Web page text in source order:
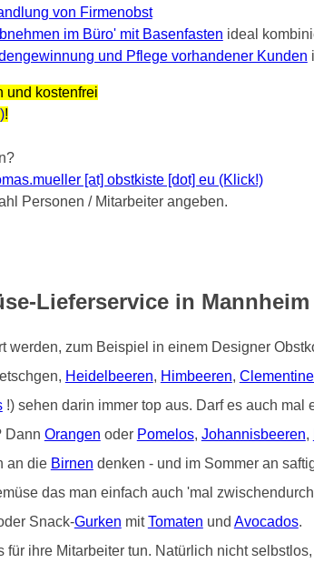
von Firmenobst
im Büro' mit Basenfasten ideal
und Pflege vorhandener Kunden
und kostenfrei
!
[at] obstkiste [dot] eu (Klick!)
Personen / Mitarbeiter angeben.
Lieferservice in Mannheim
werden, zum Beispiel in einem Designer
Heidelbeeren, Himbeeren,
!) sehen darin immer top aus. Darf es auch mal
Dann Orangen oder Pomelos, Johannisbeeren,
an die Birnen denken - und im Sommer an
das man einfach auch 'mal
Snack-Gurken mitTomaten und Avocados.
für ihre Mitarbeiter tun. Natürlich nicht